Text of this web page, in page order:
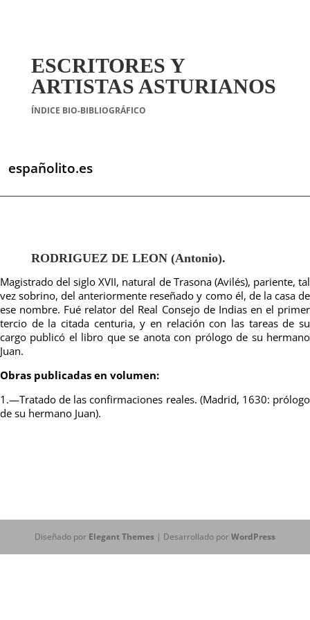
ESCRITORES Y
ARTISTAS ASTURIANOS
ÍNDICE BIO-BIBLIOGRÁFICO
españolito.es
RODRIGUEZ DE LEON (Antonio).
Magistrado del siglo XVII, natural de Trasona (Avilés), pariente, tal
vez sobrino, del anteriormente reseñado y como él, de la casa de
ese nombre. Fué relator del Real Consejo de Indias en el primer
tercio de la citada centuria, y en relación con las tareas de su
cargo publicó el libro que se anota con prólogo de su hermano
Juan.
Obras publicadas en volumen:
1.—Tratado de las confirmaciones reales. (Madrid, 1630: prólogo
de su hermano Juan).
Diseñado por Elegant Themes| Desarrollado porWordPress